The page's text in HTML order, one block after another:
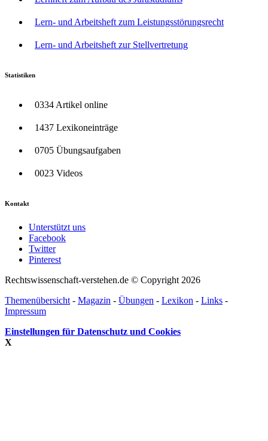
Lern- und Arbeitsheft zum Leistungsstörungsrecht
Lern- und Arbeitsheft zur Stellvertretung
Statistiken
0334 Artikel online
1437 Lexikoneinträge
0705 Übungsaufgaben
0023 Videos
Kontakt
Unterstützt uns
Facebook
Twitter
Pinterest
Rechtswissenschaft-verstehen.de © Copyright 2026
Themenübersicht - Magazin - Übungen - Lexikon - Links -
Impressum
Einstellungen für Datenschutz und Cookies
X